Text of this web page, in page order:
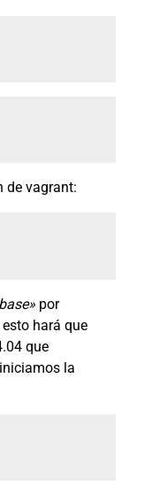
de vagrant:
por
esto hará que
que
la